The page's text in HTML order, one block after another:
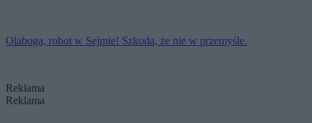
Olaboga, robot w Sejmie! Szkoda, że nie w przemyśle.
Reklama
Reklama